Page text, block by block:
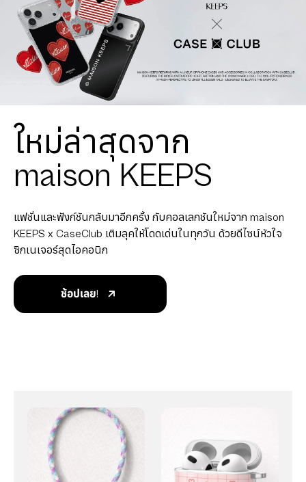
ใหม่ล่าสุดจาก
maison KEEPS
แฟชั่นและฟังก์ชันกลับมาอีกครั้ง กับคอลเลกชันใหม่จาก maison
KEEPS x CaseClub เติมลุคให้โดดเด่นในทุกวัน ด้วยดีไซน์หัวใจ
ซิกเนเจอร์สุดไอคอนิก
ช้อปเลย!